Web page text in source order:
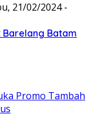
21/02/2024 -
Barelang Batam